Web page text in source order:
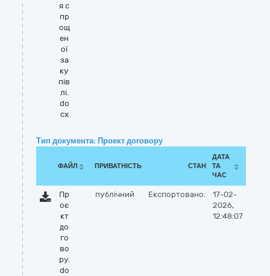
я с
пр
ощ
ен
ої
за
ку
пів
лі.
do
cx
Тип документа: Проект договору
ФАЙЛ ПРИВАТНІСТЬ СТАН
ДАТА
ТА
ЧАС
Пр
оє
кт
до
го
во
ру.
do
публічний Експортовано:
17-02-
2026,
12:48:07